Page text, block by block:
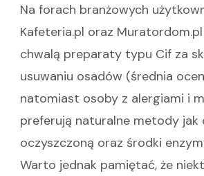
Na forach branżowych
Kafeteria.pl oraz
chwalą preparaty typu Cif za
usuwaniu osadów (średnia
natomiast osoby z alergiami i
preferują naturalne metody jak
oczyszczoną oraz środki
Warto jednak pamiętać, że